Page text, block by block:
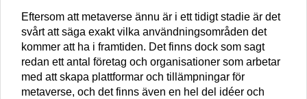
Eftersom att metaverse ännu är i ett tidigt stadie är det
svårt att säga exakt vilka användningsområden det
kommer att ha i framtiden. Det finns dock som sagt
redan ett antal företag och organisationer som arbetar
med att skapa plattformar och tillämpningar för
metaverse, och det finns även en hel del idéer och